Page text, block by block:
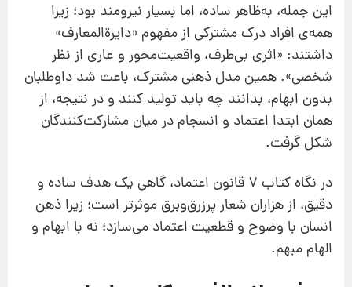
این جمله، به‌ظاهر ساده، اما بسیار نیرومند بود؛ زیرا
همه‌ی افراد درک مشترکی از مفهوم «دایرةالمعارف»
داشتند: «اثری بی‌طرف، واقعیت‌محور و عاری از نظر
شخصی». همین مدل ذهنی مشترک، باعث شد داوطلبان
بدون ابهام، بدانند چه باید تولید کنند و در نتیجه، از
همان ابتدا اعتماد و انسجام در میان مشارکت‌کنندگان
شکل گرفت.
در نگاه کتاب 7 قانون اعتماد، گاهی یک هدف ساده و
دقیق، از هزاران شعار پرزرق‌وبرق موثرتر است؛ زیرا ذهن
انسان با وضوح و قطعیت اعتماد می‌سازد؛ نه با ابهام و
الهام مبهم.